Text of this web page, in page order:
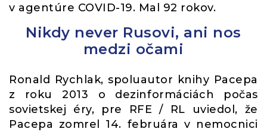
v agentúre COVID-19. Mal 92 rokov.
Nikdy never Rusovi, ani nos
medzi očami
Ronald Rychlak, spoluautor knihy Pacepa
z roku 2013 o dezinformáciách počas
sovietskej éry, pre RFE / RL uviedol, že
Pacepa zomrel 14. februára v nemocnici